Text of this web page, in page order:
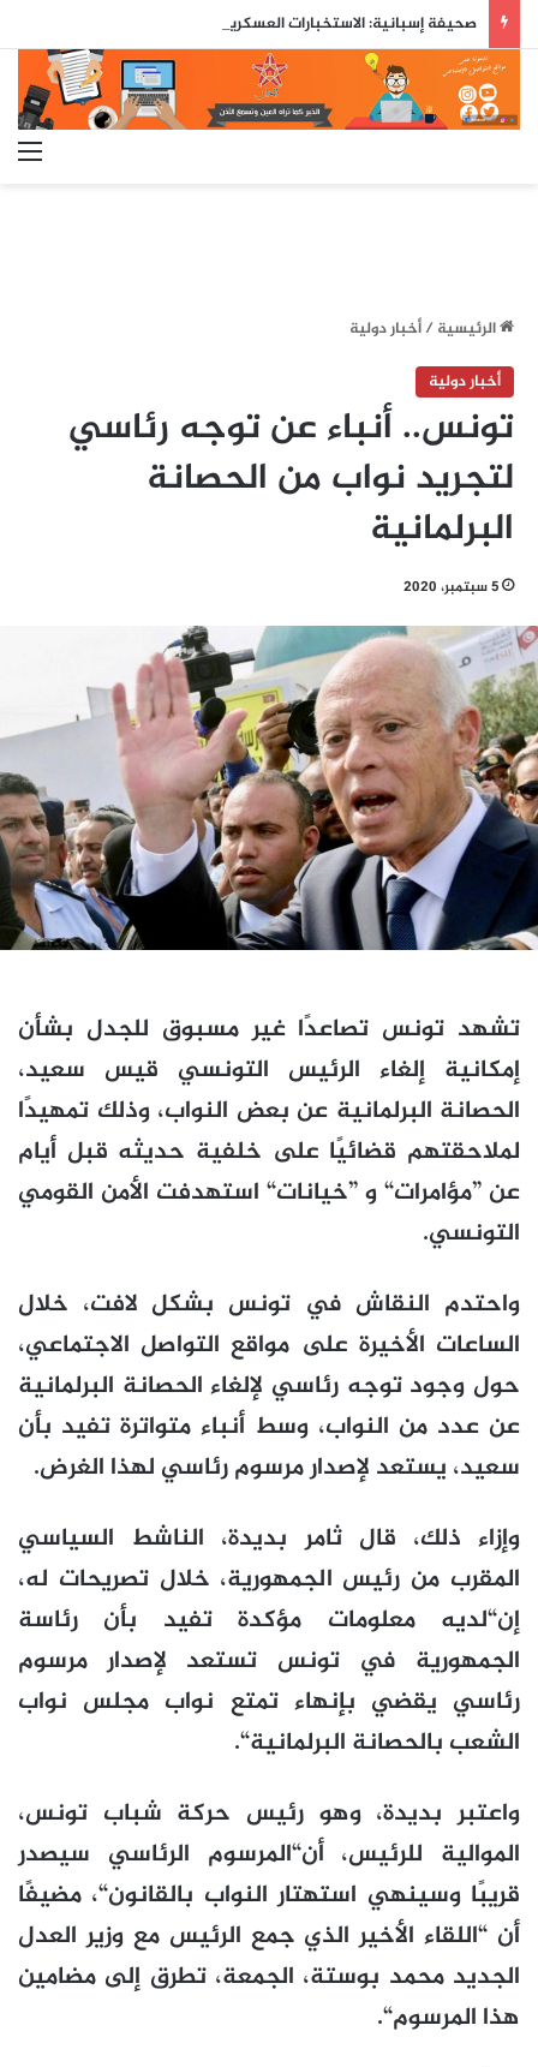
الرئيسية/أخبار دولية
أخبار دولية
تونس.. أنباء عن توجه رئاسي
لتجريد نواب من الحصانة
البرلمانية
5 سبتمبر، 2020
تشهد تونس تصاعدًا غير مسبوق للجدل بشأن
إمكانية إلغاء الرئيس التونسي قيس سعيد،
الحصانة البرلمانية عن بعض النواب، وذلك تمهيدًا
لملاحقتهم قضائيًا على خلفية حديثه قبل أيام
عن ”مؤامرات“ و ”خيانات“ استهدفت الأمن القومي
التونسي.
واحتدم النقاش في تونس بشكل لافت، خلال
الساعات الأخيرة على مواقع التواصل الاجتماعي،
حول وجود توجه رئاسي لإلغاء الحصانة البرلمانية
عن عدد من النواب، وسط أنباء متواترة تفيد بأن
سعيد، يستعد لإصدار مرسوم رئاسي لهذا الغرض.
وإزاء ذلك، قال ثامر بديدة، الناشط السياسي
المقرب من رئيس الجمهورية، خلال تصريحات له،
إن“لديه معلومات مؤكدة تفيد بأن رئاسة
الجمهورية في تونس تستعد لإصدار مرسوم
رئاسي يقضي بإنهاء تمتع نواب مجلس نواب
الشعب بالحصانة البرلمانية“.
واعتبر بديدة، وهو رئيس حركة شباب تونس،
الموالية للرئيس، أن“المرسوم الرئاسي سيصدر
قريبًا وسينهي استهتار النواب بالقانون“، مضيفًا
أن “اللقاء الأخير الذي جمع الرئيس مع وزير العدل
الجديد محمد بوستة، الجمعة، تطرق إلى مضامين
هذا المرسوم“.